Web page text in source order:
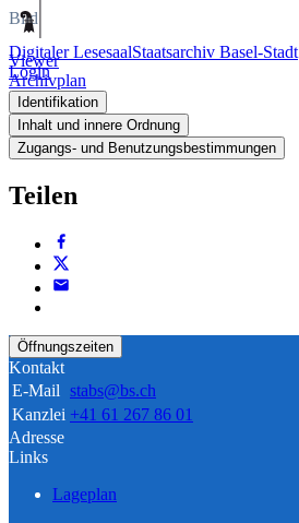
Digitaler LesesaalStaatsarchiv Basel-Stadt
Login
Bild
Viewer
Archivplan
Identifikation
Inhalt und innere Ordnung
Zugangs- und Benutzungsbestimmungen
Teilen
Öffnungszeiten
Kontakt
E-Mail stabs@bs.ch
Kanzlei +41 61 267 86 01
Adresse
Links
Lageplan